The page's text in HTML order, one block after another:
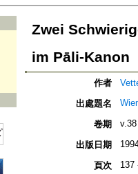
Zwei
im Pāli-Kanon
作者
出處題名
卷期 v.38
出版日期
頁次 137